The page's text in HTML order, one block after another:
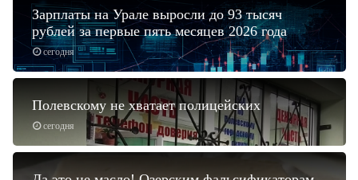
сегодня
Зарплаты на Урале выросли до 93 тысяч
рублей за первые пять месяцев 2026 года
сегодня
Полевскому не хватает полицейских